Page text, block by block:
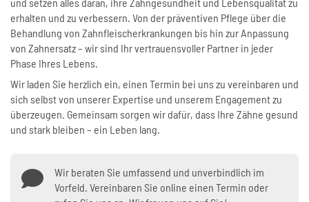
erhalten und zu verbessern. Von der präventiven Pflege über die
Behandlung von Zahnfleischerkrankungen bis hin zur Anpassung
von Zahnersatz – wir sind Ihr vertrauensvoller Partner in jeder
Phase Ihres Lebens.
Wir laden Sie herzlich ein, einen Termin bei uns zu vereinbaren und
sich selbst von unserer Expertise und unserem Engagement zu
überzeugen. Gemeinsam sorgen wir dafür, dass Ihre Zähne gesund
und stark bleiben – ein Leben lang.
Wir beraten Sie umfassend und unverbindlich im
Vorfeld. Vereinbaren Sie online einen Termin oder